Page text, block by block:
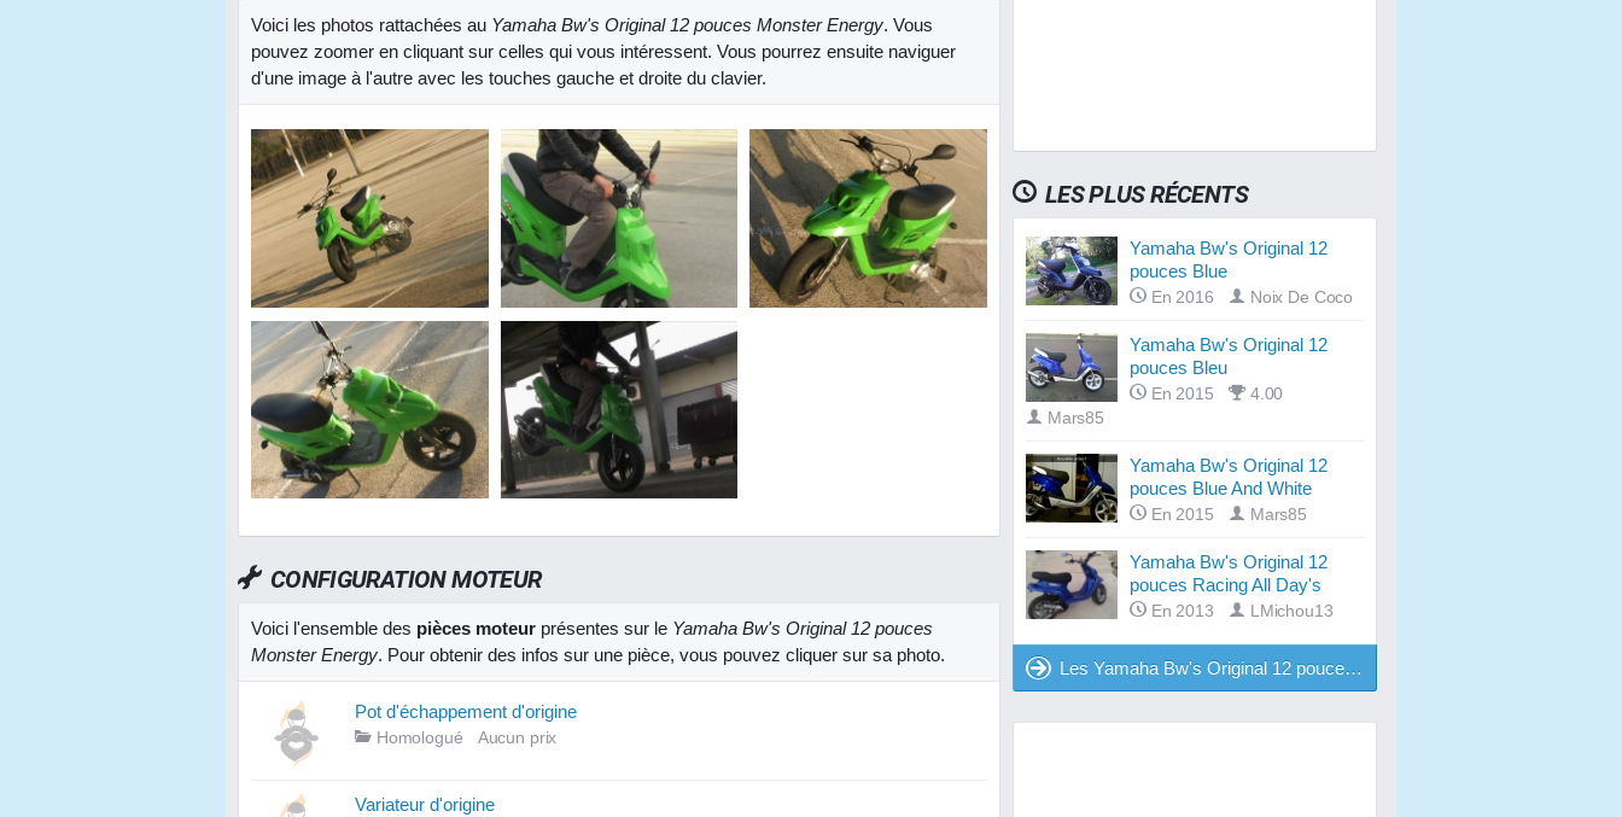
Voici les photos rattachées au Yamaha Bw's Original 12 pouces Monster Energy. Vous
pouvez zoomer en cliquant sur celles qui vous intéressent. Vous pourrez ensuite naviguer
d'une image à l'autre avec les touches gauche et droite du clavier.
CONFIGURATION MOTEUR
Voici l'ensemble des pièces moteur présentes sur le Yamaha Bw's Original 12 pouces
Monster Energy. Pour obtenir des infos sur une pièce, vous pouvez cliquer sur sa photo.
Pot d'échappement d'origine
Homologué Aucun prix
Variateur d'origine
LES PLUS RÉCENTS
Yamaha Bw's Original 12
pouces Blue
En 2016 Noix De Coco
Yamaha Bw's Original 12
pouces Bleu
En 2015
4.00
Mars85
Yamaha Bw's Original 12
pouces Blue And White
En 2015 Mars85
Yamaha Bw's Original 12
pouces Racing All Day's
En 2013 LMichou13
Les Yamaha Bw's Original 12 pouces par dates